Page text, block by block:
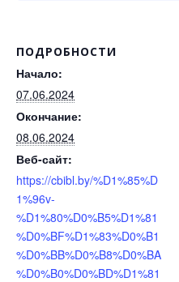
ПОДРОБНОСТИ
Начало:
07.06.2024
Окончание:
08.06.2024
Веб-сайт:
https://cbibl.by/%D1%85%D
1%96v-
%D1%80%D0%B5%D1%81
%D0%BF%D1%83%D0%B1
%D0%BB%D0%B8%D0%BA
%D0%B0%D0%BD%D1%81